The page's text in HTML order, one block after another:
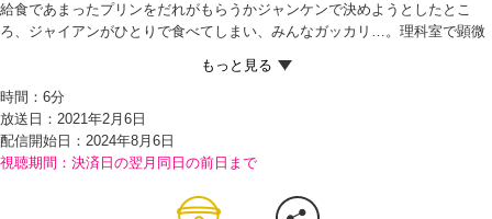
給食であまったプリンをだれがもらうかジャンケンで決めようとしたとこ
ろ、ジャイアンがひとりで食べてしまい、みんなガッカリ…。理科室で顕微
の劇（げき）の登場人物を決める時にも主役をゆずらないジャイアン…。家
に帰り、ドラえもんにジャイアンの身勝手さをうったえていたのび太は、ド
ラえもんがどら焼きをひとりじめしようとするのを見て、ドラえもんまで…
とおこり出してしまう。申しわけなく思ったドラえもんは、ほしい人の分だ
け平等に分けて、争いを回避（かいひ）してくれるという『争奪（そうだ
たところ、みごとに二つに分かれたものの、いつもと味がちがった…。実
時間： 6分
放送日：2021年2月6日
配信開始日： 2024年8月6日
視聴期間：決済日の翌月同日の前日まで